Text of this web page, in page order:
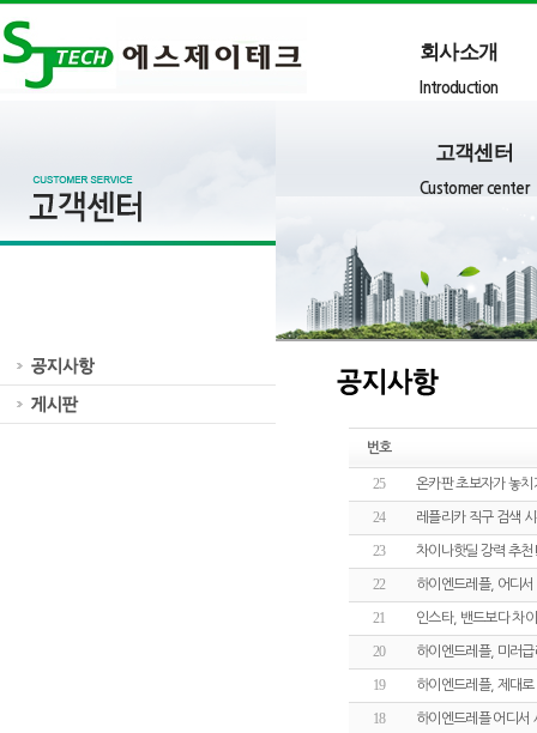
회사소개
Introduction
고객센터
Customer center
번호
25 온카판 초보자가 놓
24 레플리카 직구 검색
23 차이나핫딜 강력 추
22 하이엔드레플, 어디
21 인스타, 밴드보다 차
20 하이엔드레플, 미러
19 하이엔드레플, 제대
18 하이엔드레플 어디서